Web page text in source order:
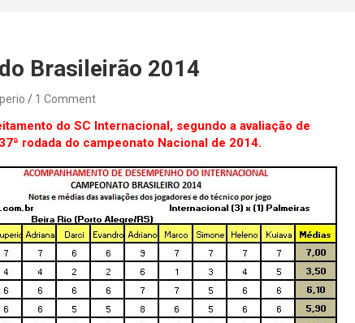
Brasileirão 2014
1 Comment
do SC Internacional, segundo a avaliação de
rodada do campeonato Nacional de 2014.